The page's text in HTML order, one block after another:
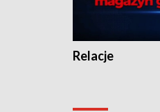
Relacje